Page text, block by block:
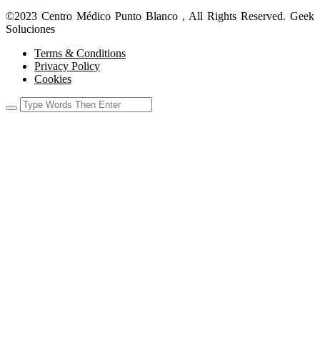
©2023 Centro Médico Punto Blanco , All Rights Reserved. Geek
Soluciones
Terms & Conditions
Privacy Policy
Cookies